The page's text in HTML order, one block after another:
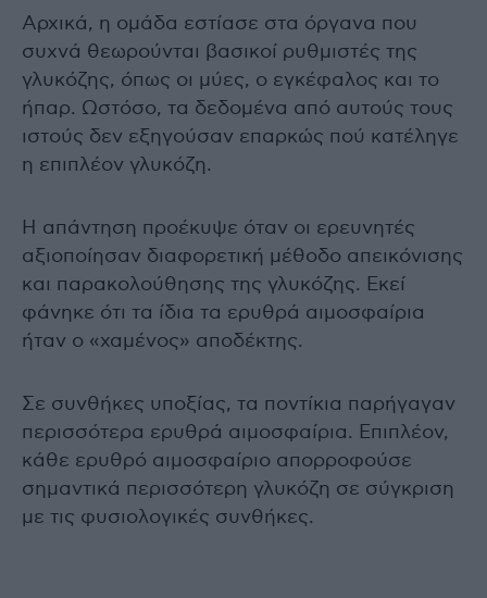
Αρχικά, η ομάδα εστίασε στα όργανα που
συχνά θεωρούνται βασικοί ρυθμιστές της
γλυκόζης, όπως οι μύες, ο εγκέφαλος και το
ήπαρ. Ωστόσο, τα δεδομένα από αυτούς τους
ιστούς δεν εξηγούσαν επαρκώς πού κατέληγε
η επιπλέον γλυκόζη.
Η απάντηση προέκυψε όταν οι ερευνητές
αξιοποίησαν διαφορετική μέθοδο απεικόνισης
και παρακολούθησης της γλυκόζης. Εκεί
φάνηκε ότι τα ίδια τα ερυθρά αιμοσφαίρια
ήταν ο «χαμένος» αποδέκτης.
Σε συνθήκες υποξίας, τα ποντίκια παρήγαγαν
περισσότερα ερυθρά αιμοσφαίρια. Επιπλέον,
κάθε ερυθρό αιμοσφαίριο απορροφούσε
σημαντικά περισσότερη γλυκόζη σε σύγκριση
με τις φυσιολογικές συνθήκες.